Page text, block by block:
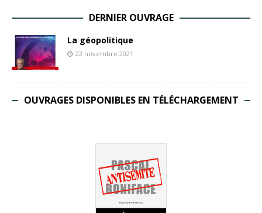
DERNIER OUVRAGE
La géopolitique
22 novembre 2021
OUVRAGES DISPONIBLES EN TÉLÉCHARGEMENT